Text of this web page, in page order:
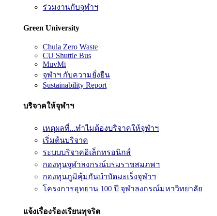
ร่วมงานกับจุฬาฯ
Green University
Chula Zero Waste
CU Shuttle Bus
MuvMi
จุฬาฯ กับความยั่งยืน
Sustainability Report
บริจาคให้จุฬาฯ
เหตุผลที่...ทำไมต้องบริจาคให้จุฬาฯ
เริ่มต้นบริจาค
ระบบบริจาคอิเล็กทรอนิกส์
กองทุนจุฬาลงกรณ์บรมราชสมภพฯ
กองทุนภูมิคุ้มกันบำบัดมะเร็งจุฬาฯ
โครงการอุทยาน 100 ปี จุฬาลงกรณ์มหาวิทยาลัย
แจ้งเรื่องร้องเรียนทุจริต